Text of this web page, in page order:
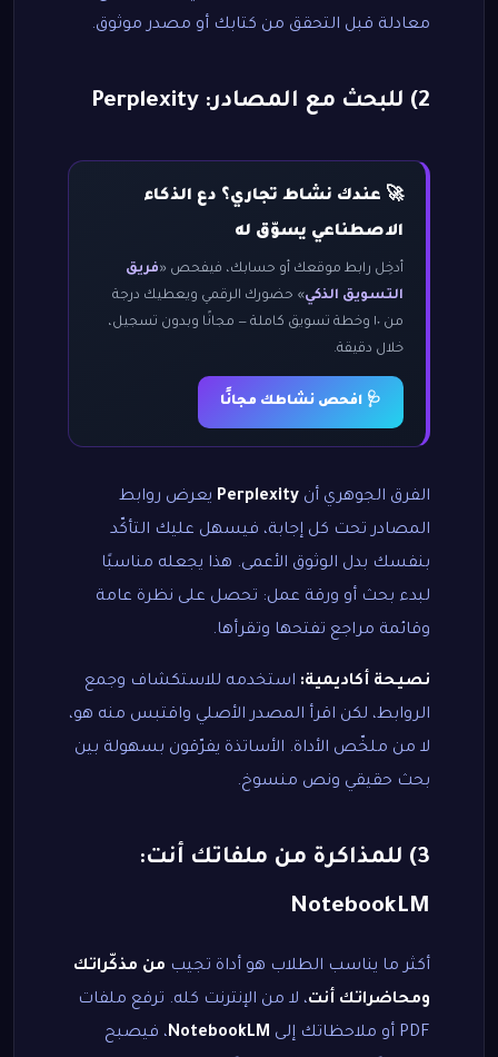
معادلة قبل التحقق من كتابك أو مصدر موثوق.
2) للبحث مع المصادر: Perplexity
🚀 عندك نشاط تجاري؟ دع الذكاء
الاصطناعي يسوّق له
أدخِل رابط موقعك أو حسابك، فيفحص «فريق
التسويق الذكي» حضورك الرقمي ويعطيك درجة
من ١٠ وخطة تسويق كاملة — مجانًا وبدون تسجيل،
خلال دقيقة.
🩺 افحص نشاطك مجانًا
الفرق الجوهري أن Perplexity يعرض روابط
المصادر تحت كل إجابة، فيسهل عليك التأكّد
بنفسك بدل الوثوق الأعمى. هذا يجعله مناسبًا
لبدء بحث أو ورقة عمل: تحصل على نظرة عامة
وقائمة مراجع تفتحها وتقرأها.
نصيحة أكاديمية: استخدمه للاستكشاف وجمع
الروابط، لكن اقرأ المصدر الأصلي واقتبس منه هو،
لا من ملخّص الأداة. الأساتذة يفرّقون بسهولة بين
بحث حقيقي ونص منسوخ.
3) للمذاكرة من ملفاتك أنت:
NotebookLM
أكثر ما يناسب الطلاب هو أداة تجيب من مذكّراتك
ومحاضراتك أنت، لا من الإنترنت كله. ترفع ملفات
PDF أو ملاحظاتك إلى
NotebookLM، فيصبح